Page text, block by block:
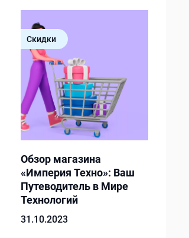
Скидки
Обзор магазина
«Империя Техно»: Ваш
Путеводитель в Мире
Технологий
31.10.2023